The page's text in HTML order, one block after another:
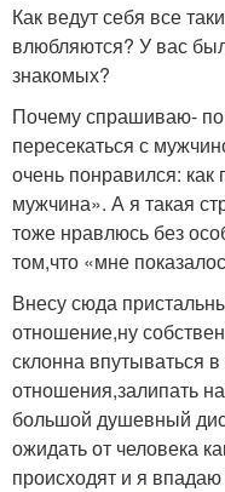
Как ведут себя все
влюбляются? У вас
знакомых?
Почему спрашиваю- по
пересекаться с
очень понравился:
мужчина». А я такая
тоже нравлюсь без
том,что «мне
Внесу сюда
отношение,ну
склонна впутываться
отношения,залипать
большой душевный
ожидать от человека
происходят и я